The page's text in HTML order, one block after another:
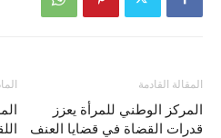
المقالة القادمة
المركز الوطني للمرأة يعزز
قدرات القضاة في قضايا العنف